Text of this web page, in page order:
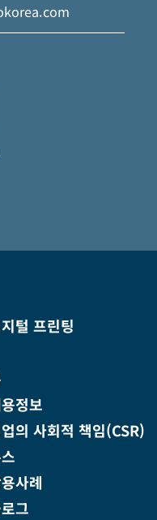
털 프린팅
정보
의 사회적 책임(CSR)
사례
그